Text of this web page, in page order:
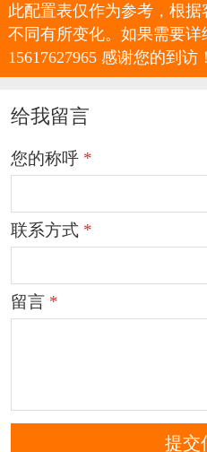
此配置表仅作为参考，根
不同有所变化。如果需要详
15617627965 感谢您的到访！
给我留言
您的称呼 *
联系方式 *
留言 *